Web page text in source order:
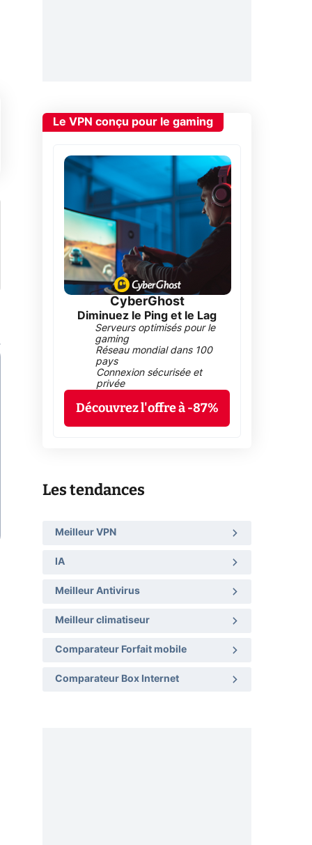
Le VPN conçu pour le gaming
CyberGhost
Diminuez le Ping et le Lag
Serveurs optimisés pour le
gaming
Réseau mondial dans 100
pays
Connexion sécurisée et
privée
Découvrez l'offre à -87%
Les tendances
Meilleur VPN
IA
Meilleur Antivirus
Meilleur climatiseur
Comparateur Forfait mobile
Comparateur Box Internet